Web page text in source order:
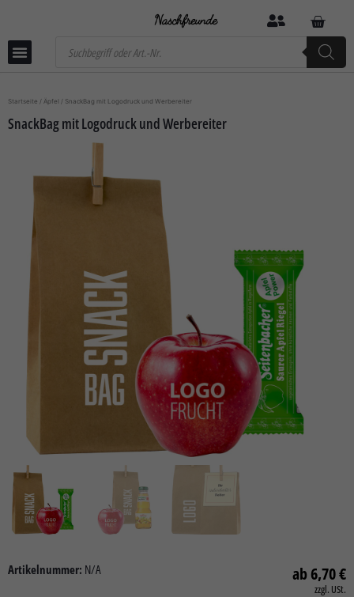
Startseite / Äpfel / SnackBag mit Logodruck und Werbereiter
SnackBag mit Logodruck und Werbereiter
Artikelnummer: N/A 6,70€
zzgl. USt.